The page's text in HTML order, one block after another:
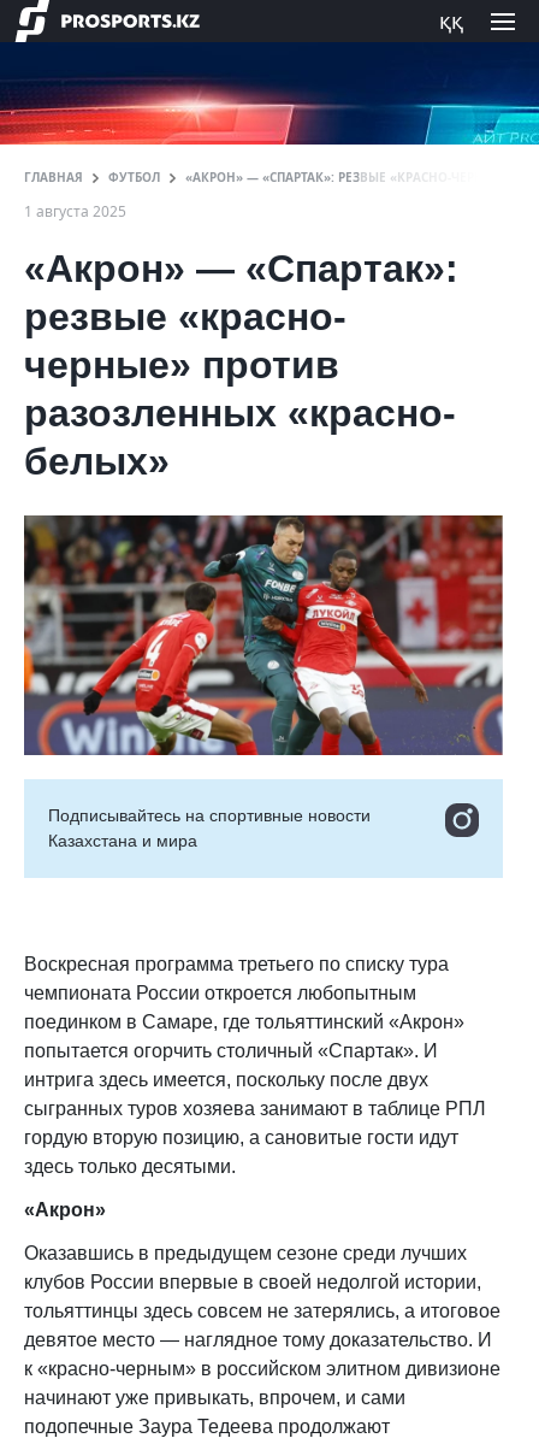
ққ
ГЛАВНАЯ ФУТБОЛ «АКРОН» — «СПАРТАК»: РЕЗВЫЕ «КРАСНО-ЧЕРНЫЕ»
1 августа 2025
«Акрон» — «Спартак»:
резвые «красно-
черные» против
разозленных «красно-
белых»
Подписывайтесь на cпортивные новости
Казахстана и мира
Воскресная программа третьего по списку тура
чемпионата России откроется любопытным
поединком в Самаре, где тольяттинский «Акрон»
попытается огорчить столичный «Спартак». И
интрига здесь имеется, поскольку после двух
сыгранных туров хозяева занимают в таблице РПЛ
гордую вторую позицию, а сановитые гости идут
здесь только десятыми.
«Акрон»
Оказавшись в предыдущем сезоне среди лучших
клубов России впервые в своей недолгой истории,
тольяттинцы здесь совсем не затерялись, а итоговое
девятое место — наглядное тому доказательство. И
к «красно-черным» в российском элитном дивизионе
начинают уже привыкать, впрочем, и сами
подопечные Заура Тедеева продолжают